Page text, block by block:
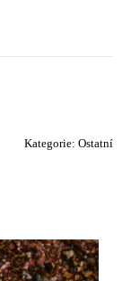
Kategorie: Ostatní